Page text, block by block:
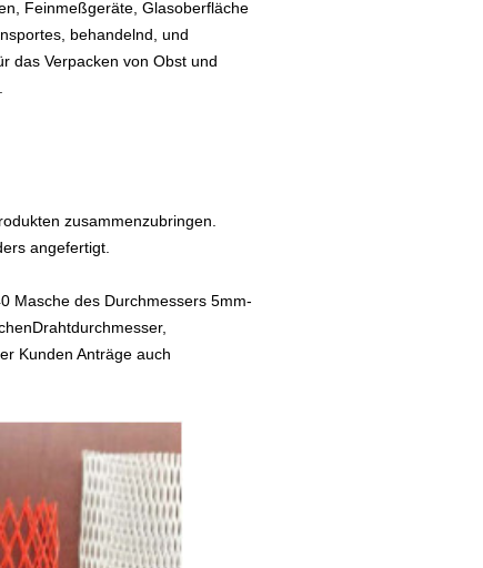
Feinmeßgeräte, Glasoberfläche
behandelnd, und
das Verpacken von Obst und
zusammenzubringen.
angefertigt.
Masche des Durchmessers 5mm-
Kunden Anträge auch